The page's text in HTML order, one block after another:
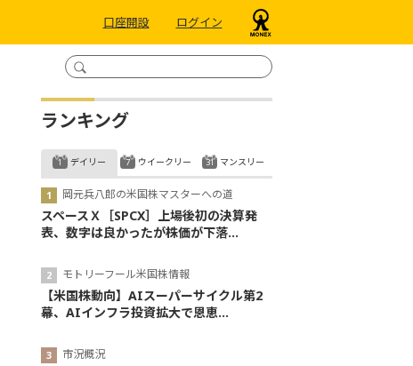
口座開設 ログイン
ランキング
デイリー
岡元兵八郎の米国株マスターへの道
スペースＸ［SPCX］上場後初の決算発
表、数字は良かったが株価が下落...
モトリーフール米国株情報
【米国株動向】AIスーパーサイクル第2
幕、AIインフラ投資拡大で恩恵...
市況概況
ウイークリー マンスリー